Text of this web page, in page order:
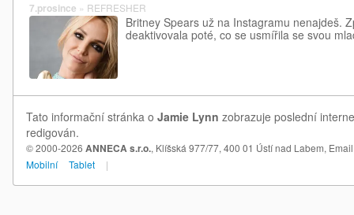
7.prosince » REFRESHER
Britney Spears už na Instagramu nenajdeš.
deaktivovala poté, co se usmířila se svou
Tato informační stránka o Jamie Lynn zobrazuje poslední
redigován.
© 2000-2026 ANNECA s.r.o., Klíšská 977/77, 400 01 Ústí nad Labem,
Mobilní
Tablet |